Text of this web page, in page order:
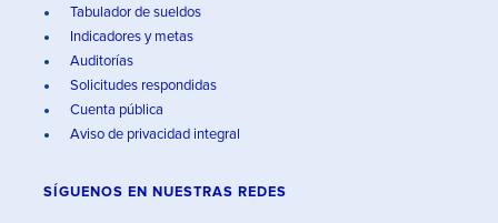
Tabulador de sueldos
Indicadores y metas
Auditorías
Solicitudes respondidas
Cuenta pública
Aviso de privacidad integral
SÍGUENOS EN NUESTRAS REDES